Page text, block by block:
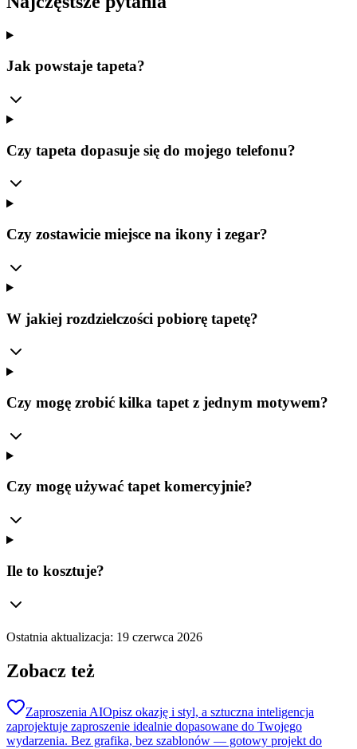
Jak powstaje tapeta?
Czy tapeta dopasuje się do mojego telefonu?
Czy zostawicie miejsce na ikony i zegar?
W jakiej rozdzielczości pobiorę tapetę?
Czy mogę zrobić kilka tapet z jednym motywem?
Czy mogę używać tapet komercyjnie?
Ile to kosztuje?
Ostatnia aktualizacja: 19 czerwca 2026
Zobacz też
Zaproszenia AIOpisz okazję i styl, a sztuczna inteligencja
zaprojektuje zaproszenie idealnie dopasowane do Twojego
wydarzenia. Bez grafika, bez szablonów — gotowy projekt do